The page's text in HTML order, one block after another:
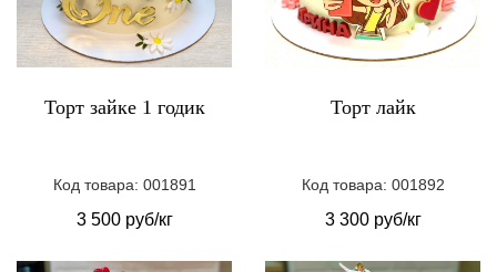
Торт зайке 1 годик
Код товара: 001891
3 500 руб/кг
Торт лайк
Код товара: 001892
3 300 руб/кг